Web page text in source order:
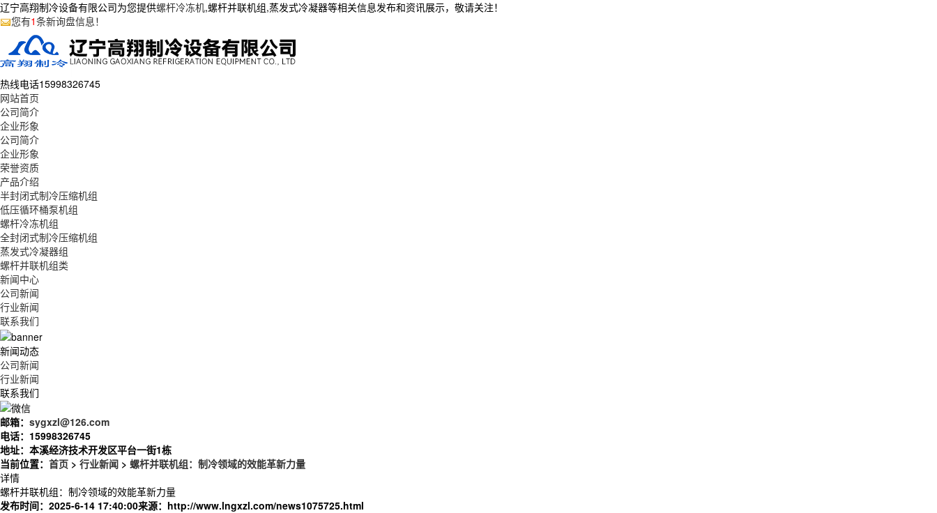
辽宁高翔制冷设备有限公司为您提供螺杆冷冻机,螺杆并联机组,蒸发式冷凝器等相关信息发布和资讯展示，敬请关注！
您有1条新询盘信息！
热线电话15998326745
网站首页
公司简介
企业形象
公司简介
企业形象
荣誉资质
产品介绍
半封闭式制冷压缩机组
低压循环桶泵机组
螺杆冷冻机组
全封闭式制冷压缩机组
蒸发式冷凝器组
螺杆并联机组类
新闻中心
公司新闻
行业新闻
联系我们
新闻动态
公司新闻
行业新闻
联系我们
邮箱： sygxzl@126.com
电话： 15998326745
地址： 本溪经济技术开发区平台一街1栋
当前位置： 首页 > 行业新闻 > 螺杆并联机组：制冷领域的效能革新力量
详情
螺杆并联机组：制冷领域的效能革新力量
发布时间：2025-6-14 17:40:00来源： http://www.lngxzl.com/news1075725.html